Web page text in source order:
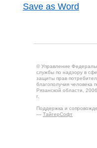
Save as Word
© Управление
службы по надзору в
защиты прав
благополучия человека
Рязанской области,
г.
Поддержка и
— ТайгерСофт